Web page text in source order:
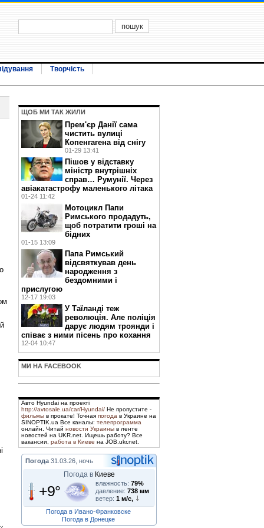
Творчість
ЩОБ МИ ТАК ЖИЛИ
Прем'єр Данії сама
чистить вулиці
Копенгагена від снігу
01-29 13:41
Пішов у відставку
міністр внутрішніх
справ… Румунії. Через
авіакатастрофу маленького літака
01-24 11:42
Мотоцикл Папи
Римського продадуть,
щоб потратити гроші на
бідних
01-15 13:09
Папа Римський
відсвяткував день
народження з
бездомними і
прислугою
12-17 19:03
У Таїланді теж
революція. Але поліція
дарує людям троянди і
співає з ними пісень про кохання
12-04 10:47
МИ НА FACEBOOK
Авто Hyundai на проекті
http://avtosale.ua/car/Hyundai/ Не пропустите -
фильмы в прокате! Точная погода в Украине на
SINOPTIK.ua Все каналы: телепрограмма
онлайн. Читай новости Украины в ленте
новостей на UKR.net. Ищешь работу? Все
вакансии, работа в Киеве на JOB.ukr.net.
Погода 31.03.26, ночь
Погода в Киеве
+9° влажность: 79%
давление: 738 мм
ветер: 1 м/с,
Погода в Ивано-Франковске
Погода в Донецке